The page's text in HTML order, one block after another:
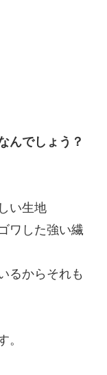
んでしょう？
い生地
ワした強い繊
るからそれも
。